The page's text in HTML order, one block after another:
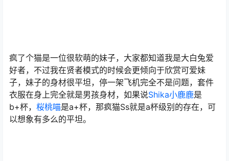
疯了个猫是一位很软萌的妹子，大家都知道我是大白兔爱
好者，不过我在贤者模式的时候会更倾向于欣赏可爱妹
子，妹子的身材很平坦，停一架飞机完全不是问题，套件
衣服在身上完全就是男孩身材，如果说Shika小鹿鹿是
b+杯， 桜桃喵是a+杯，那疯猫Ss就是a杯级别的存在，可
以想象有多么的平坦。